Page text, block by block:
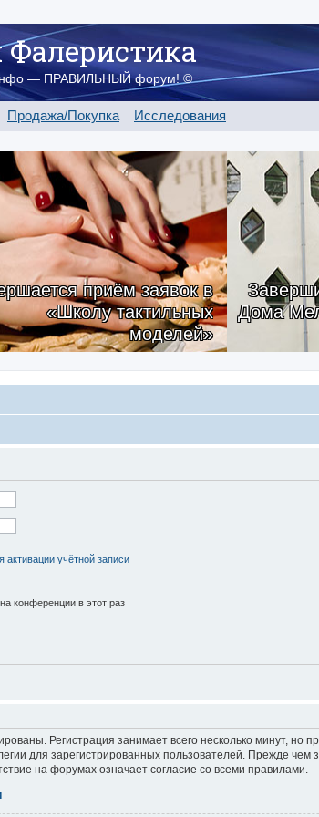
— ПРАВИЛЬНЫЙ форум! ©
Продажа/Покупка Исследования
приём заявок в
«Школу тактильных
моделей»
Дома
учётной записи
конференции в этот раз
Регистрация занимает всего несколько минут,
для зарегистрированных пользователей. Прежде чем
на форумах означает согласие со всеми правилами.